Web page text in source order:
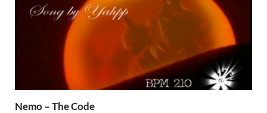
Nemo – The Code